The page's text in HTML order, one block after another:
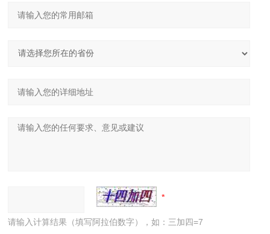
请输入计算结果（填写阿拉伯数字），如：三加四=7